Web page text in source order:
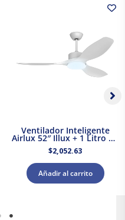
Ventilador Inteligente
Airlux 52″ Illux + 1 Litro de
Pintura Blanca Acuario
$2,052.63
Añadir al carrito